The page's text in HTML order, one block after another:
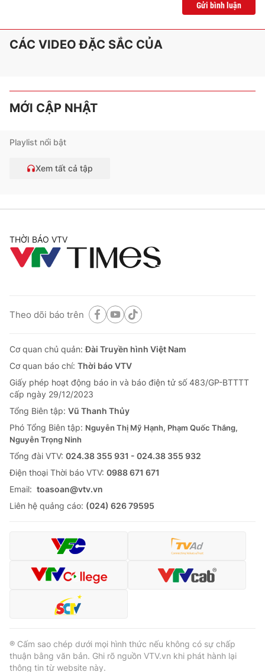
Gửi bình luận
CÁC VIDEO ĐẶC SẮC CỦA
MỚI CẬP NHẬT
Playlist nổi bật
Xem tất cả tập
THỜI BÁO VTV
Theo dõi báo trên
Cơ quan chủ quản:Đài Truyền hình Việt Nam
Cơ quan báo chí: Thời báo VTV
Giấy phép hoạt động báo in và báo điện tử số 483/GP-BTTTT
cấp ngày 29/12/2023
Tổng Biên tập: Vũ Thanh Thủy
Phó Tổng Biên tập: Nguyễn Thị Mỹ Hạnh, Phạm Quốc Thắng,
Nguyễn Trọng Ninh
Tổng đài VTV: 024.38 355 931 - 024.38 355 932
Ðiện thoại Thời báo VTV: 0988 671 671
Email: toasoan@vtv.vn
Liên hệ quảng cáo: (024) 626 79595
® Cấm sao chép dưới mọi hình thức nếu không có sự chấp
thuận bằng văn bản. Ghi rõ nguồn VTV.vn khi phát hành lại
thông tin từ website này.